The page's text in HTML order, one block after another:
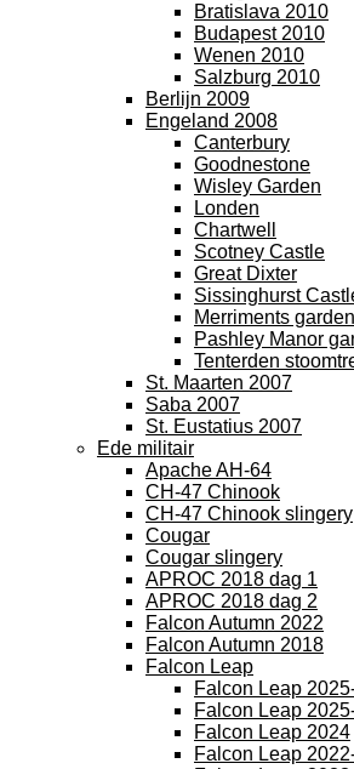
Bratislava 2010
Budapest 2010
Wenen 2010
Salzburg 2010
Berlijn 2009
Engeland 2008
Canterbury
Goodnestone
Wisley Garden
Londen
Chartwell
Scotney Castle
Great Dixter
Sissinghurst
Merriments
Pashley Manor
Tenterden
St. Maarten 2007
Saba 2007
St. Eustatius 2007
Ede militair
Apache AH-64
CH-47 Chinook
CH-47 Chinook slingery
Cougar
Cougar slingery
APROC 2018 dag 1
APROC 2018 dag 2
Falcon Autumn 2022
Falcon Autumn 2018
Falcon Leap
Falcon Leap
Falcon Leap
Falcon Leap 2024
Falcon Leap